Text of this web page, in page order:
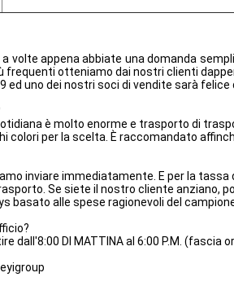
a volte appena abbiate una domanda
frequenti otteniamo dai nostri clienti
ed uno dei nostri soci di vendite sarà felice
è molto enorme e trasporto di
per la scelta. È raccomandato
inviare immediatamente. E per la
Se siete il nostro cliente anziano,
basato alle spese ragionevoli del
dall'8:00 DI MATTINA al 6:00 P.M.